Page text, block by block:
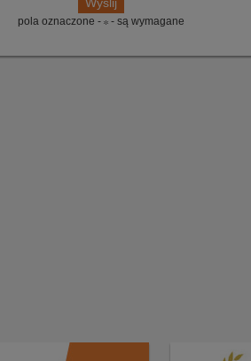
pola oznaczone - - są wymagane